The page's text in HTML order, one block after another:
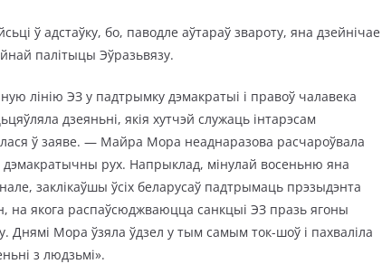
ў адстаўку, бо, паводле аўтараў звароту, яна дзейнічае
палітыцы Эўразьвязу.
лінію ЭЗ у падтрымку дэмакратыі і правоў чалавека
дзеяньні, якія хутчэй служаць інтарэсам
ў заяве. — Майра Мора неаднаразова расчароўвала
дэмакратычны рух. Напрыклад, мінулай восеньню яна
заклікаўшы ўсіх беларусаў падтрымаць прэзыдэнта
на якога распаўсюджваюцца санкцыі ЭЗ празь ягоны
Днямі Мора ўзяла ўдзел у тым самым ток-шоў і пахваліла
з людзьмі».